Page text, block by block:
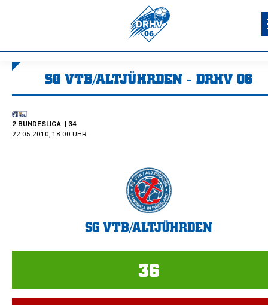
SG VTB/ALTJÜHRDEN - DRHV 06
2.BUNDESLIGA | 34
22.05.2010, 18:00 UHR
SG VTB/ALTJÜHRDEN
36